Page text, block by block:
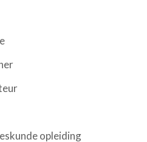
opleiding